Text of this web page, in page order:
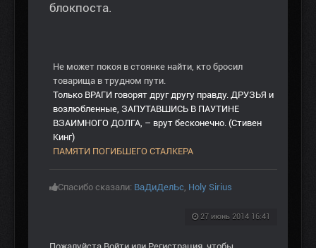
блокпоста.
Не может покоя в стоянке найти, кто бросил
товарища в трудном пути.
Только ВРАГИ говорят друг другу правду. ДРУЗЬЯ и
возлюбленные, ЗАПУТАВШИСЬ В ПАУТИНЕ
ВЗАИМНОГО ДОЛГА, – врут бесконечно. (Стивен
Кинг)
ПАМЯТИ ПОГИБШЕГО СТАЛКЕРА
Спасибо сказали: ВаДиДелЬс, Holy Sirius
27 июнь 2014 16:41